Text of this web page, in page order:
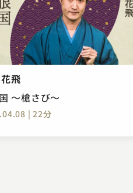
飛
～槍さび～
| 22分